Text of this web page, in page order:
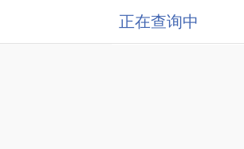
正在查询中